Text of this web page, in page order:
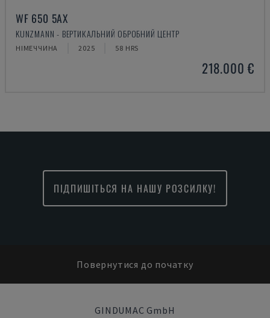
WF 650 5AX
KUNZMANN - ВЕРТИКАЛЬНИЙ ОБРОБНИЙ ЦЕНТР
НІМЕЧЧИНА 2025 58 HRS
218.000 €
ПІДПИШІТЬСЯ НА НАШУ РОЗСИЛКУ!
Повернутися до початку
GINDUMAC GmbH